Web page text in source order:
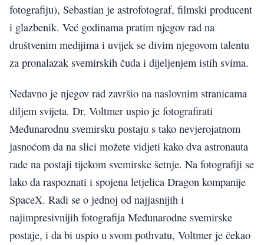
fotografiju), Sebastian je astrofotograf, filmski producent
i glazbenik. Već godinama pratim njegov rad na
društvenim medijima i uvijek se divim njegovom talentu
za pronalazak svemirskih čuda i dijeljenjem istih svima.
Nedavno je njegov rad završio na naslovnim stranicama
diljem svijeta. Dr. Voltmer uspio je fotografirati
Međunarodnu svemirsku postaju s tako nevjerojatnom
jasnoćom da na slici možete vidjeti kako dva astronauta
rade na postaji tijekom svemirske šetnje. Na fotografiji se
lako da raspoznati i spojena letjelica Dragon kompanije
SpaceX. Radi se o jednoj od najjasnijih i
najimpresivnijih fotografija Međunarodne svemirske
postaje, i da bi uspio u svom pothvatu, Voltmer je čekao